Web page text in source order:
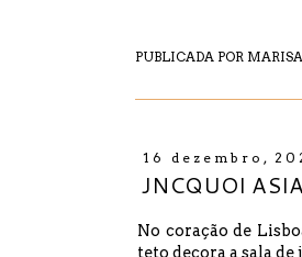
PUBLICADA POR
16 dezembro,
JNCQUOI ASIA
No coração de
teto decora a sala